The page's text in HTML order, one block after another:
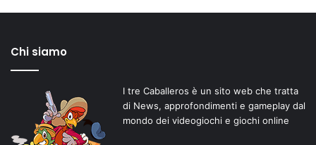
Chi siamo
I tre Caballeros è un sito web che tratta
di News, approfondimenti e gameplay dal
mondo dei videogiochi e giochi online